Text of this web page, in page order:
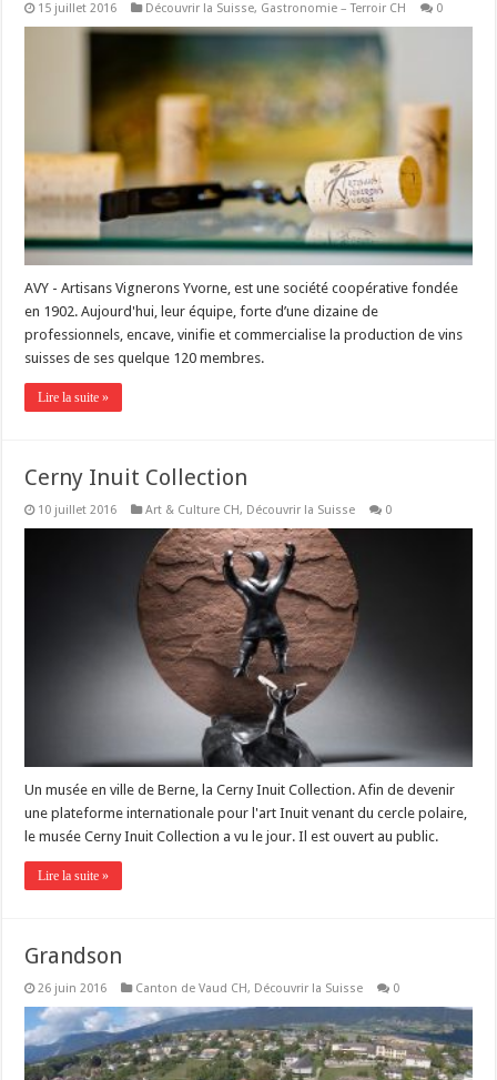
15 juillet 2016 Découvrir la Suisse, Gastronomie – Terroir CH 0
AVY - Artisans Vignerons Yvorne, est une société coopérative fondée
en 1902. Aujourd'hui, leur équipe, forte d’une dizaine de
professionnels, encave, vinifie et commercialise la production de vins
suisses de ses quelque 120 membres.
Lire la suite »
Cerny Inuit Collection
10 juillet 2016 Art & Culture CH, Découvrir la Suisse 0
Un musée en ville de Berne, la Cerny Inuit Collection. Afin de devenir
une plateforme internationale pour l'art Inuit venant du cercle polaire,
le musée Cerny Inuit Collection a vu le jour. Il est ouvert au public.
Lire la suite »
Grandson
26 juin 2016 Canton de Vaud CH, Découvrir la Suisse 0